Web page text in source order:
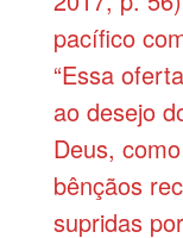
pacífico
“Essa
ao desejo
Deus,
bênçãos
supridas